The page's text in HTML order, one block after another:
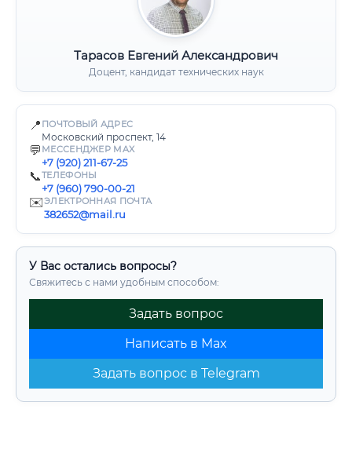
Тарасов Евгений Александрович
Доцент, кандидат технических наук
📍 ПОЧТОВЫЙ АДРЕС
Московский проспект, 14
💬 МЕССЕНДЖЕР MAX
+7 (920) 211-67-25
📞ТЕЛЕФОНЫ
+7 (960) 790-00-21
✉️ЭЛЕКТРОННАЯ ПОЧТА
382652@mail.ru
У Вас остались вопросы?
Свяжитесь с нами удобным способом:
Задать вопрос
Написать в Max
Задать вопрос в Telegram